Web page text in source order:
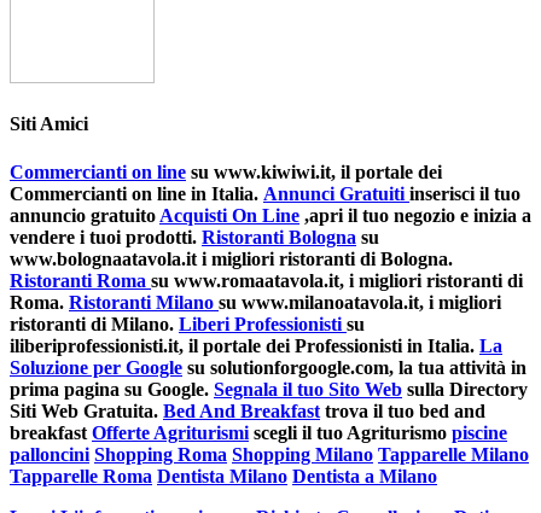
Siti Amici
Commercianti on line su www.kiwiwi.it, il portale dei
Commercianti on line in Italia. Annunci Gratuiti inserisci il tuo
annuncio gratuito Acquisti On Line ,apri il tuo negozio e inizia a
vendere i tuoi prodotti. Ristoranti Bologna su
www.bolognaatavola.it i migliori ristoranti di Bologna.
Ristoranti Roma su www.romaatavola.it, i migliori ristoranti di
Roma. Ristoranti Milano su www.milanoatavola.it, i migliori
ristoranti di Milano. Liberi Professionisti su
iliberiprofessionisti.it, il portale dei Professionisti in Italia. La
Soluzione per Google su solutionforgoogle.com, la tua attività in
prima pagina su Google. Segnala il tuo Sito Web sulla Directory
Siti Web Gratuita. Bed And Breakfast trova il tuo bed and
breakfast Offerte Agriturismi scegli il tuo Agriturismo piscine
palloncini Shopping Roma Shopping Milano Tapparelle Milano
Tapparelle Roma Dentista Milano Dentista a Milano